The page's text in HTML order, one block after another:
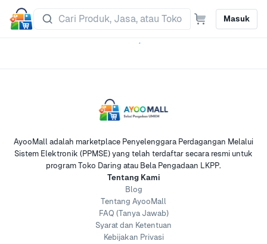
Masuk
AyooMall adalah marketplace Penyelenggara Perdagangan Melalui
Sistem Elektronik (PPMSE) yang telah terdaftar secara resmi untuk
program Toko Daring atau Bela Pengadaan LKPP.
Tentang Kami
Blog
Tentang AyooMall
FAQ (Tanya Jawab)
Syarat dan Ketentuan
Kebijakan Privasi